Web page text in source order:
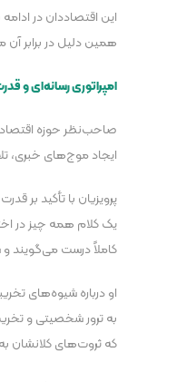
این اقتصاددان در
همین دلیل در برابر
امپراتوری رسانه‌ای و
صاحب‌نظر حوزه اقتصاد
ایجاد موج‌های خبری،
پرویزیان با تأکید بر
یک کلام همه چیز در
کاملاً درست می‌گویند
او درباره شیوه‌های
به ترور شخصیتی و
که ثروت‌های کلانشان